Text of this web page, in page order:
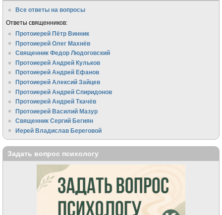
Все ответы на вопросы
Ответы священников:
Протоиерей Пётр Винник
Протоиерей Олег Махнёв
Священник Федор Людоговский
Протоиерей Андрей Кульков
Протоиерей Андрей Ефанов
Протоиерей Алексий Зайцев
Протоиерей Андрей Спиридонов
Протоиерей Андрей Ткачёв
Протоиерей Василий Мазур
Священник Сергий Бегиян
Иерей Владислав Береговой
Задать вопрос психологу